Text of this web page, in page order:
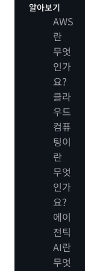
알아보기
AWS
란
무엇
인가
요?
클라
우드
컴퓨
팅이
란
무엇
인가
요?
에이
전틱
AI란
무엇